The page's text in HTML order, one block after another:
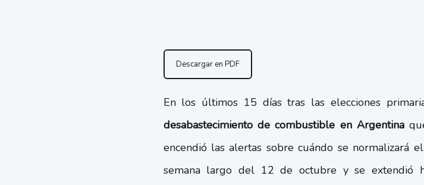
Descargar en PDF
En los últimos 15 días tras las elecciones
desabastecimiento de combustible en Argentina
encendió las alertas sobre cuándo se normalizará
semana largo del 12 de octubre y se extendió